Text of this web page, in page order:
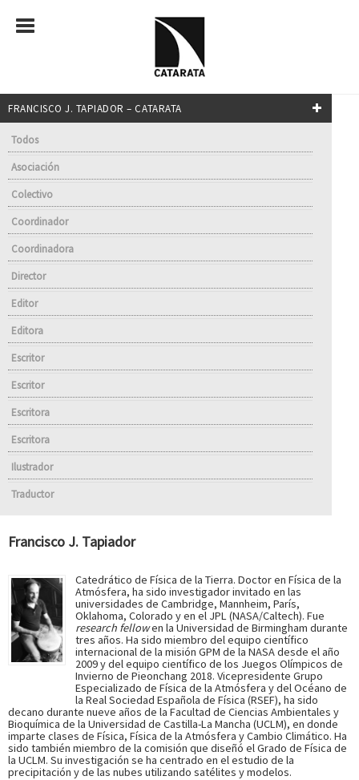
FRANCISCO J. TAPIADOR – CATARATA
Todos
Asociación
Colectivo
Coordinador
Coordinadora
Director
Editor
Editora
Escritor
Escritor
Escritora
Escritora
Ilustrador
Traductor
Francisco J. Tapiador
Catedrático de Física de la Tierra. Doctor en Física de la
Atmósfera, ha sido investigador invitado en las
universidades de Cambridge, Mannheim, París,
Oklahoma, Colorado y en el JPL (NASA/Caltech). Fue
research fellowen la Universidad de Birmingham durante
tres años. Ha sido miembro del equipo científico
internacional de la misión GPM de la NASA desde el año
2009 y del equipo científico de los Juegos Olímpicos de
Invierno de Pieonchang 2018. Vicepresidente Grupo
Especializado de Física de la Atmósfera y del Océano de
la Real Sociedad Española de Física (RSEF), ha sido
decano durante nueve años de la Facultad de Ciencias Ambientales y
Bioquímica de la Universidad de Castilla-La Mancha (UCLM), en donde
imparte clases de Física, Física de la Atmósfera y Cambio Climático. Ha
sido también miembro de la comisión que diseñó el Grado de Física de
la UCLM. Su investigación se ha centrado en el estudio de la
precipitación y de las nubes utilizando satélites y modelos.